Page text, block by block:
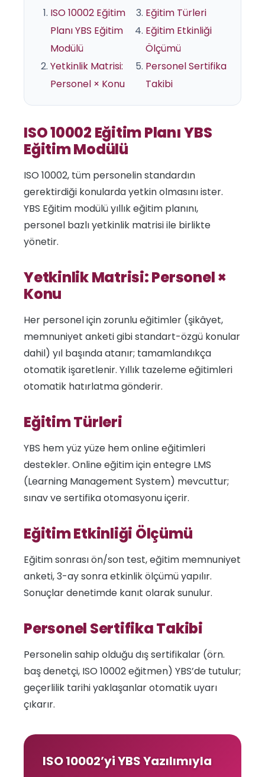
ISO 10002 Eğitim
Planı YBS Eğitim
Modülü
Yetkinlik Matrisi:
Personel × Konu
Eğitim Türleri
Eğitim Etkinliği
Ölçümü
Personel Sertifika
Takibi
ISO 10002 Eğitim Planı YBS
Eğitim Modülü
ISO 10002, tüm personelin standardın
gerektirdiği konularda yetkin olmasını ister.
YBS Eğitim modülü yıllık eğitim planını,
personel bazlı yetkinlik matrisi ile birlikte
yönetir.
Yetkinlik Matrisi: Personel ×
Konu
Her personel için zorunlu eğitimler (şikâyet,
memnuniyet anketi gibi standart-özgü konular
dahil) yıl başında atanır; tamamlandıkça
otomatik işaretlenir. Yıllık tazeleme eğitimleri
otomatik hatırlatma gönderir.
Eğitim Türleri
YBS hem yüz yüze hem online eğitimleri
destekler. Online eğitim için entegre LMS
(Learning Management System) mevcuttur;
sınav ve sertifika otomasyonu içerir.
Eğitim Etkinliği Ölçümü
Eğitim sonrası ön/son test, eğitim memnuniyet
anketi, 3-ay sonra etkinlik ölçümü yapılır.
Sonuçlar denetimde kanıt olarak sunulur.
Personel Sertifika Takibi
Personelin sahip olduğu dış sertifikalar (örn.
baş denetçi, ISO 10002 eğitmen) YBS’de tutulur;
geçerlilik tarihi yaklaşanlar otomatik uyarı
çıkarır.
ISO 10002’yi YBS Yazılımıyla